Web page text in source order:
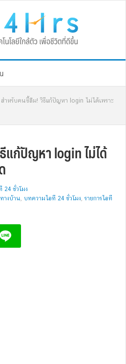
สำหรับคนขี้ลืม! วิธีแก้ปัญหา login ไม่ได้เพราะ
แก้ปัญหา login ไม่ได้
24 ชั่วโมง
างบ้าน, บทความไอที 24 ชั่วโมง, รายการไอที